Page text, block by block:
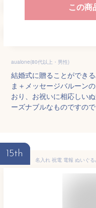
この商
aualone(80代以上・男性)
結婚式に贈ることができ
ま＋メッセージバルーン
おり、お祝いに相応しい
ーズナブルなものですの
15th